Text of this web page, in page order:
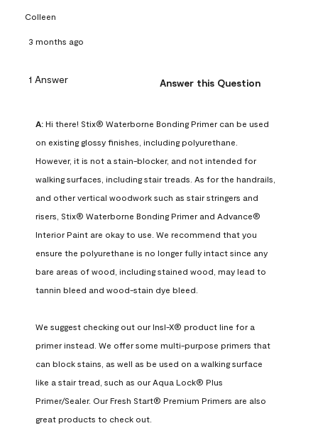
Colleen
3 months ago
1 Answer Answer this Question
A: Hi there! Stix® Waterborne Bonding Primer can be used
on existing glossy finishes, including polyurethane.
However, it is not a stain-blocker, and not intended for
walking surfaces, including stair treads. As for the handrails,
and other vertical woodwork such as stair stringers and
risers, Stix® Waterborne Bonding Primer and Advance®
Interior Paint are okay to use. We recommend that you
ensure the polyurethane is no longer fully intact since any
bare areas of wood, including stained wood, may lead to
tannin bleed and wood-stain dye bleed.
We suggest checking out our Insl-X® product line for a
primer instead. We offer some multi-purpose primers that
can block stains, as well as be used on a walking surface
like a stair tread, such as our Aqua Lock® Plus
Primer/Sealer. Our Fresh Start® Premium Primers are also
great products to check out.